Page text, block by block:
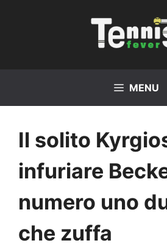
MENU
Il solito
infuriare
numero uno
che zuffa